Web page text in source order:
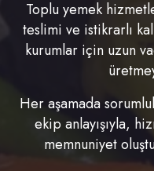
Toplu yemek
teslimi ve istikrarlı
kurumlar için uzun
Her aşamada
ekip anlayışıyla,
memnuniyet